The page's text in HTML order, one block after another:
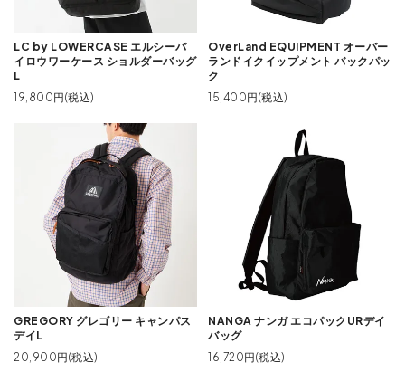
LC by LOWERCASE エルシーバ
イロウワーケース ショルダーバッグ
L
19,800円(税込)
OverLand EQUIPMENT オーバー
ランドイクイップメント バックパッ
ク
15,400円(税込)
GREGORY グレゴリー キャンパス
デイL
20,900円(税込)
NANGA ナンガ エコパックURデイ
バッグ
16,720円(税込)